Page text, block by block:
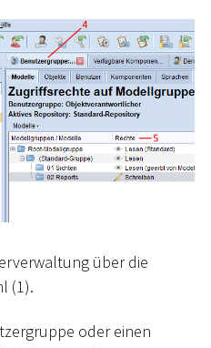
über die
(1).
oder einen